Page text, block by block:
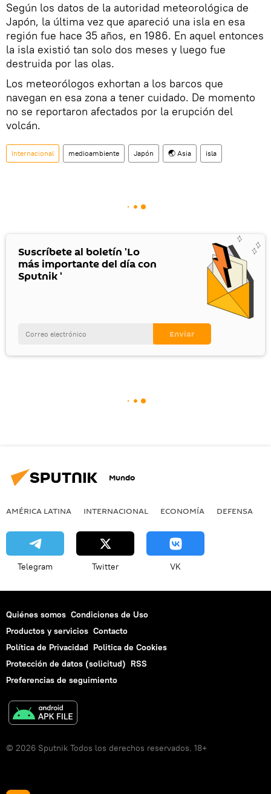
Según los datos de la autoridad meteorológica de
Japón, la última vez que apareció una isla en esa
región fue hace 35 años, en 1986. En aquel entonces
la isla existió tan solo dos meses y luego fue
destruida por las olas.
Los meteorólogos exhortan a los barcos que
navegan en esa zona a tener cuidado. De momento
no se reportaron afectados por la erupción del
volcán.
Internacional medioambiente Japón 🌏 Asia isla
Suscríbete al boletín 'Lo
más importante del día con
Sputnik '
Mundo
AMÉRICA LATINA INTERNACIONAL ECONOMÍA DEFENSA
Telegram Twitter VK
Quiénes somos Condiciones de Uso
Productos y servicios Contacto
Política de Privacidad Politica de Cookies
Protección de datos (solicitud) RSS
Preferencias de seguimiento
© 2026 Sputnik Todos los derechos reservados. 18+